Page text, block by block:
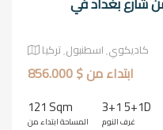
كاديكوي٬ اسطنبول٬ تركيا
ابتداء من $ 856.000
121 Sqm
المساحة ابتداء من
3+1 5+1D
غرف النوم